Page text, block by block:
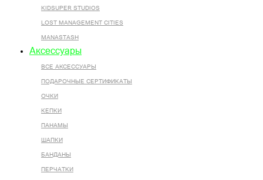
KIDSUPER STUDIOS
LOST MANAGEMENT CITIES
MANASTASH
Аксессуары
ВСЕ AКСЕССУАРЫ
ПОДАРОЧНЫЕ СЕРТИФИКАТЫ
ОЧКИ
КЕПКИ
ПАНАМЫ
ШАПКИ
БАНДАНЫ
ПЕРЧАТКИ